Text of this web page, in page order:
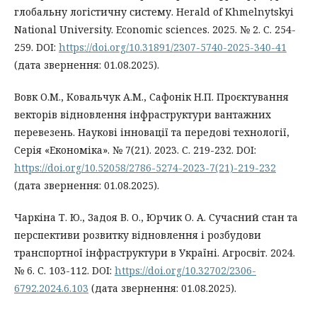
глобальну логістичну систему. Herald of Khmelnytskyi
National University. Economic sciences. 2025. № 2. С. 254-
259. DOI: https://doi.org/10.31891/2307-5740-2025-340-41
(дата звернення: 01.08.2025).
Вовк О.М., Ковальчук А.М., Сафонік Н.П. Проєктування
векторів відновлення інфраструктури вантажних
перевезень. Наукові інновації та передові технології,
Серія «Економіка». № 7(21). 2023. С. 219-232. DOI:
https://doi.org/10.52058/2786-5274-2023-7(21)-219-232
(дата звернення: 01.08.2025).
Чаркіна Т. Ю., Задоя В. О., Юрчик О. А. Сучасний стан та
перспективи розвитку відновлення і розбудови
транспортної інфраструктури в Україні. Агросвіт. 2024.
№ 6. С. 103-112. DOI: https://doi.org/10.32702/2306-
6792.2024.6.103 (дата звернення: 01.08.2025).